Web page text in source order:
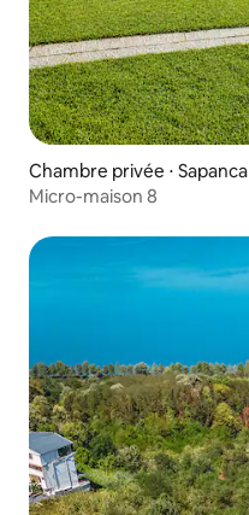
Chambre privée ⋅ Sapanca
Micro-maison 8